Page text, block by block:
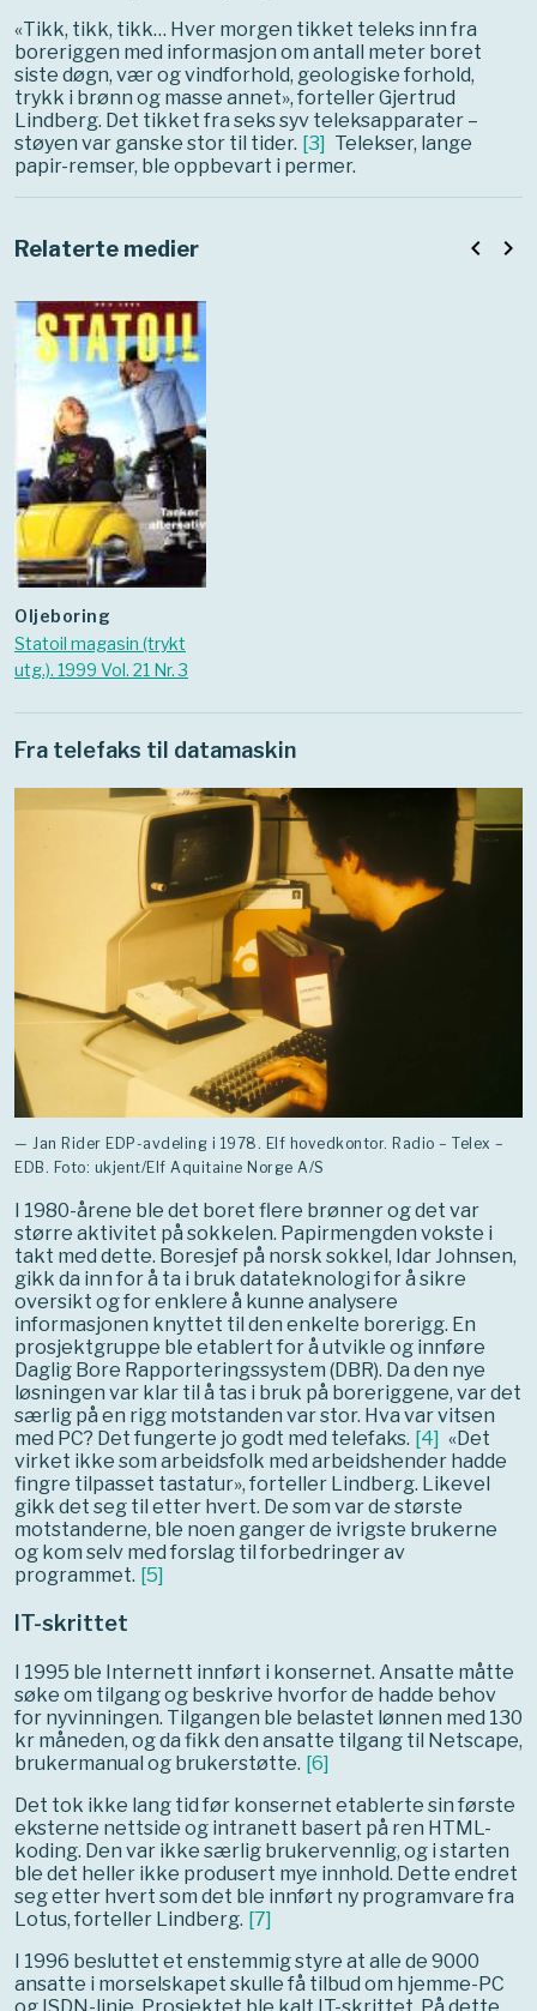
«Tikk, tikk, tikk… Hver morgen tikket teleks inn fra
boreriggen med informasjon om antall meter boret
siste døgn, vær og vindforhold, geologiske forhold,
trykk i brønn og masse annet», forteller Gjertrud
Lindberg. Det tikket fra seks syv teleksapparater –
støyen var ganske stor til tider. [3] Telekser, lange
papir-remser, ble oppbevart i permer.
Relaterte medier
Oljeboring
Statoil magasin (trykt
utg.). 1999 Vol. 21 Nr. 3
navigate_before navigate_next
Fra telefaks til datamaskin
— Jan Rider EDP-avdeling i 1978. Elf hovedkontor. Radio – Telex –
EDB. Foto: ukjent/Elf Aquitaine Norge A/S
I 1980-årene ble det boret flere brønner og det var
større aktivitet på sokkelen. Papirmengden vokste i
takt med dette. Boresjef på norsk sokkel, Idar Johnsen,
gikk da inn for å ta i bruk datateknologi for å sikre
oversikt og for enklere å kunne analysere
informasjonen knyttet til den enkelte borerigg. En
prosjektgruppe ble etablert for å utvikle og innføre
Daglig Bore Rapporteringssystem (DBR). Da den nye
løsningen var klar til å tas i bruk på boreriggene, var det
særlig på en rigg motstanden var stor. Hva var vitsen
med PC? Det fungerte jo godt med telefaks. [4] «Det
virket ikke som arbeidsfolk med arbeidshender hadde
fingre tilpasset tastatur», forteller Lindberg. Likevel
gikk det seg til etter hvert. De som var de største
motstanderne, ble noen ganger de ivrigste brukerne
og kom selv med forslag til forbedringer av
programmet. [5]
IT-skrittet
I 1995 ble Internett innført i konsernet. Ansatte måtte
søke om tilgang og beskrive hvorfor de hadde behov
for nyvinningen. Tilgangen ble belastet lønnen med 130
kr måneden, og da fikk den ansatte tilgang til Netscape,
brukermanual og brukerstøtte. [6]
Det tok ikke lang tid før konsernet etablerte sin første
eksterne nettside og intranett basert på ren HTML-
koding. Den var ikke særlig brukervennlig, og i starten
ble det heller ikke produsert mye innhold. Dette endret
seg etter hvert som det ble innført ny programvare fra
Lotus, forteller Lindberg. [7]
I 1996 besluttet et enstemmig styre at alle de 9000
ansatte i morselskapet skulle få tilbud om hjemme-PC
og ISDN-linje. Prosjektet ble kalt IT-skrittet. På dette